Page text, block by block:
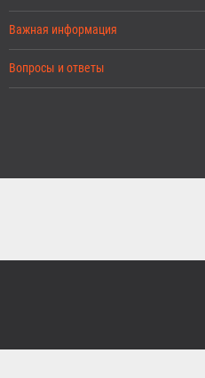
Важная информация
Вопросы и ответы